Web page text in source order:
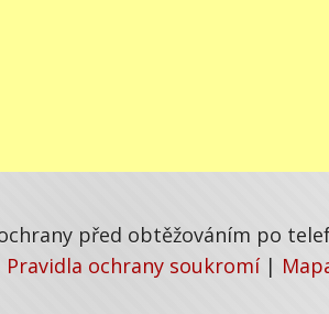
před obtěžováním po
Pravidla ochrany soukromí |